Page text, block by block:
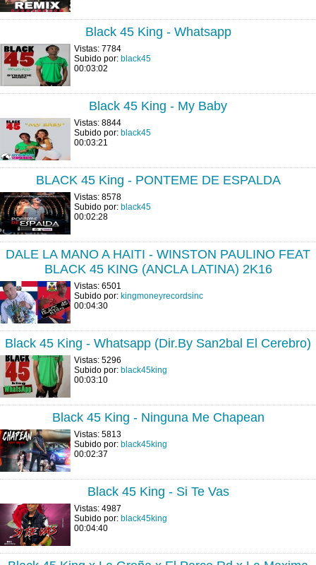
Black 45 King - Whatsapp
Vistas: 7784
Subido por: black45
00:03:02
Black 45 King - My Baby
Vistas: 8844
Subido por: black45
00:03:21
BLACK 45 King - PONTEME DE ESPALDA
Vistas: 8578
Subido por: black45
00:02:28
DALE LA MANO A HAITI - WINSTON PAULINO FEAT
BLACK 45 KING (ANCLA LATINA) 2K16
Vistas: 6501
Subido por: kingmoneyrecordsinc
00:04:30
Black 45 King - Whatsapp (Dir.By San2bal El Cerebro)
Vistas: 5296
Subido por: black45king
00:03:10
Black 45 King - Ninguna Me Chapean
Vistas: 5813
Subido por: black45king
00:02:37
Black 45 King - Si Te Vas
Vistas: 4987
Subido por: black45king
00:04:40